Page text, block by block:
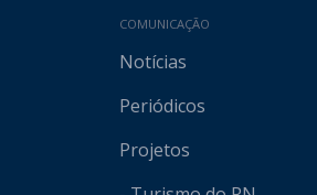
siteCOMUNICAÇÃO
Notícias
Periódicos
Projetos